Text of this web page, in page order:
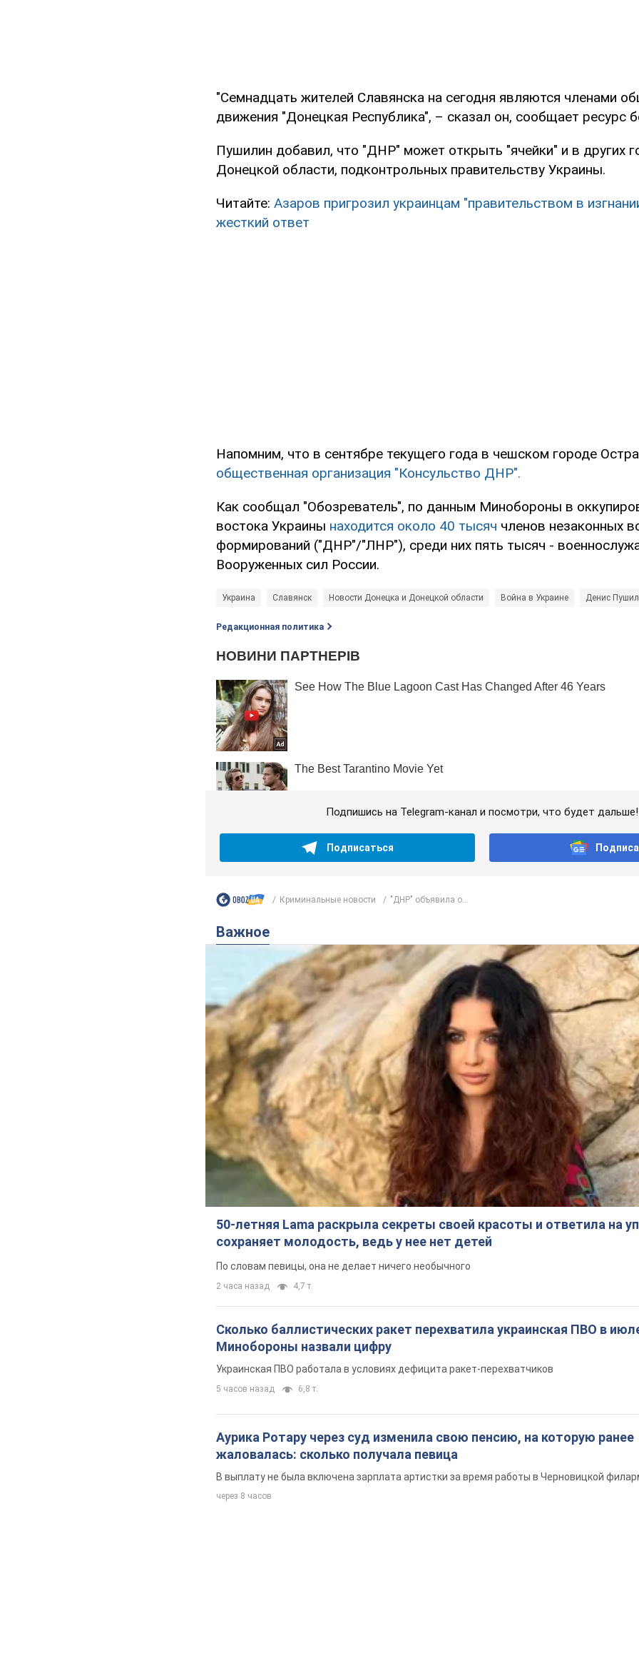
"Семнадцать жителей Славянска на сегодня являются членами
движения "Донецкая Республика", – сказал он, сообщает ресурс
Пушилин добавил, что "ДНР" может открыть "ячейки" и в других
Донецкой области, подконтрольных правительству Украины.
Читайте: Азаров пригрозил украинцам "правительством в
жесткий ответ
Напомним, что в сентябре текущего года в чешском городе
общественная организация "Консульство ДНР".
Как сообщал "Обозреватель", по данным Минобороны в
востока Украины находится около 40 тысяч членов незаконных
формирований ("ДНР"/"ЛНР"), среди них пять тысяч -
Вооруженных сил России.
Украина Славянск Новости Донецка и Донецкой области Война в Украине Денис
Редакционная политика
Подпишись на Telegram-канал и посмотри, что будет дальше!
Подписаться
Криминальные новости "ДНР" объявила о...
Важное
50-летняя Lama раскрыла секреты своей красоты и ответила на
сохраняет молодость, ведь у нее нет детей
По словам певицы, она не делает ничего необычного